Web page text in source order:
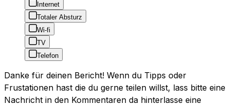
Internet
Totaler Absturz
Wi-fi
TV
Telefon
Danke für deinen Bericht! Wenn du Tipps oder
Frustationen hast die du gerne teilen willst, lass bitte eine
Nachricht in den Kommentaren da hinterlasse eine